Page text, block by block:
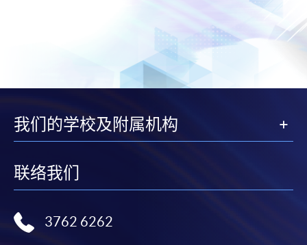
我们的学校及附属机构
联络我们
3762 6262